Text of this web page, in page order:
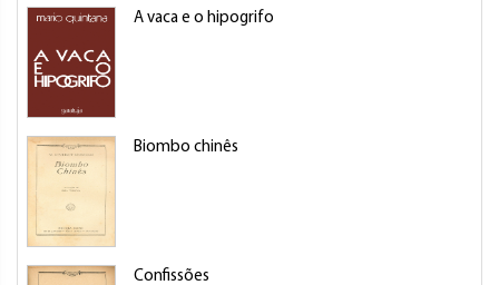
A vaca e o hipogrifo
Biombo chinês
Confissões